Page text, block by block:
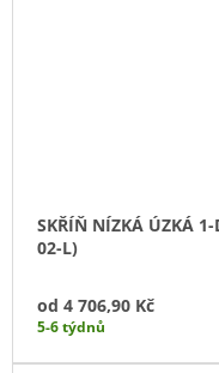
SKŘÍŇ NÍZKÁ ÚZKÁ 1-
02-L)
od 4 706,90 Kč
5-6 týdnů